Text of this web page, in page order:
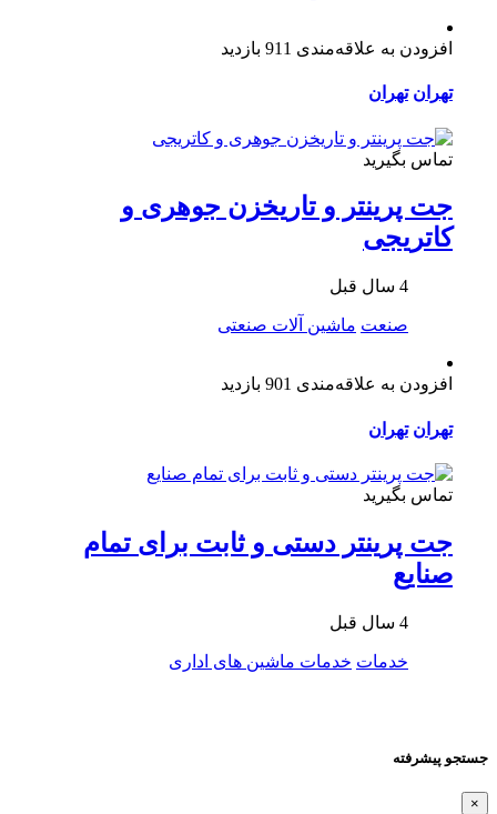
افزودن به علاقه‌مندی 911 بازدید
تهران تهران
تماس بگیرید
جت پرینتر و تاریخزن جوهری و
کاتریجی
4 سال قبل
صنعت ماشین آلات صنعتی
افزودن به علاقه‌مندی 901 بازدید
تهران تهران
تماس بگیرید
جت پرینتر دستی و ثابت برای تمام
صنایع
4 سال قبل
خدمات خدمات ماشین های اداری
جستجو پیشرفته
×